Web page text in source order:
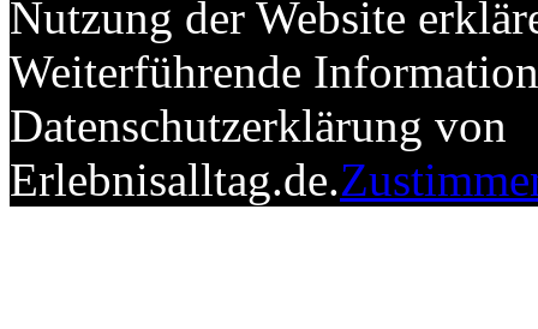
Nutzung der Website
Weiterführende
Datenschutzerklärung von
Erlebnisalltag.de.